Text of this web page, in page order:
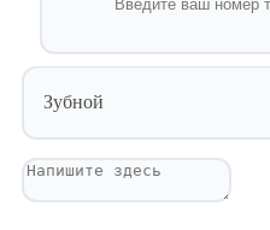
Зубной